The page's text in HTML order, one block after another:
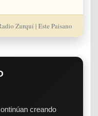
Zurquí | Este Paisano
creando